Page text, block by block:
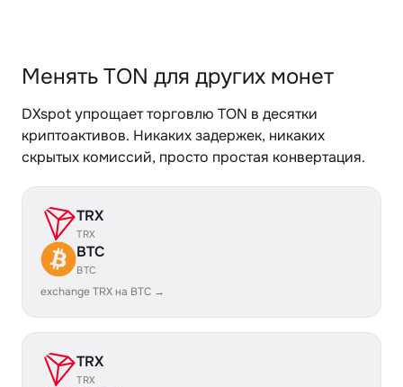
Менять TON для других монет
DXspot упрощает торговлю TON в десятки
криптоактивов. Никаких задержек, никаких
скрытых комиссий, просто простая конвертация.
TRX
TRX
BTC
BTC
exchange TRX на BTC →
TRX
TRX